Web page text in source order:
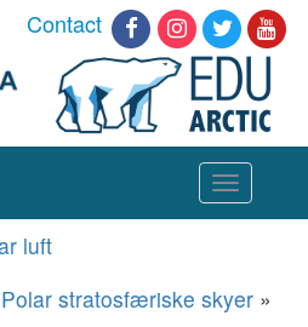
Contact
Toggle
navigation
luft
stratosfæriske skyer »